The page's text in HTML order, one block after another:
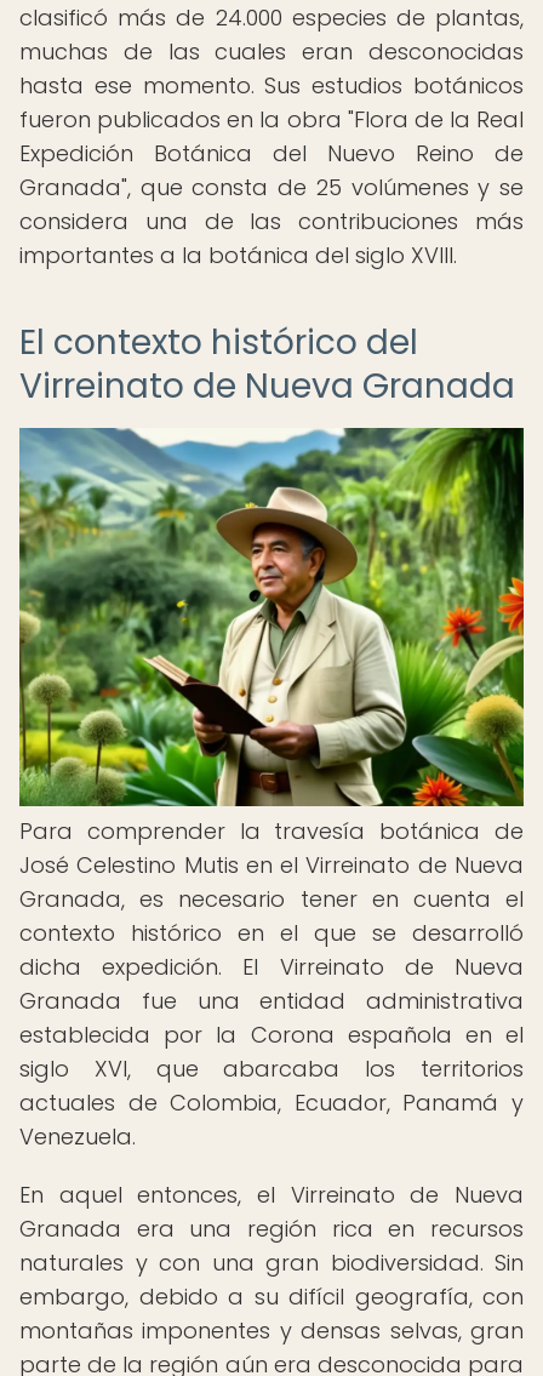
clasificó más de 24.000 especies de plantas,
muchas de las cuales eran desconocidas
hasta ese momento. Sus estudios botánicos
fueron publicados en la obra "Flora de la Real
Expedición Botánica del Nuevo Reino de
Granada", que consta de 25 volúmenes y se
considera una de las contribuciones más
importantes a la botánica del siglo XVIII.
El contexto histórico del
Virreinato de Nueva Granada
Para comprender la travesía botánica de
José Celestino Mutis en el Virreinato de Nueva
Granada, es necesario tener en cuenta el
contexto histórico en el que se desarrolló
dicha expedición. El Virreinato de Nueva
Granada fue una entidad administrativa
establecida por la Corona española en el
siglo XVI, que abarcaba los territorios
actuales de Colombia, Ecuador, Panamá y
Venezuela.
En aquel entonces, el Virreinato de Nueva
Granada era una región rica en recursos
naturales y con una gran biodiversidad. Sin
embargo, debido a su difícil geografía, con
montañas imponentes y densas selvas, gran
parte de la región aún era desconocida para